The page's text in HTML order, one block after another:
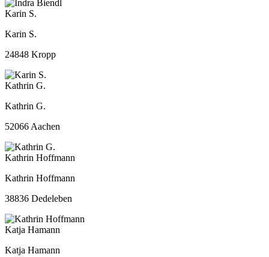
Karin S.
Karin S.
24848 Kropp
Kathrin G.
Kathrin G.
52066 Aachen
Kathrin Hoffmann
Kathrin Hoffmann
38836 Dedeleben
Katja Hamann
Katja Hamann